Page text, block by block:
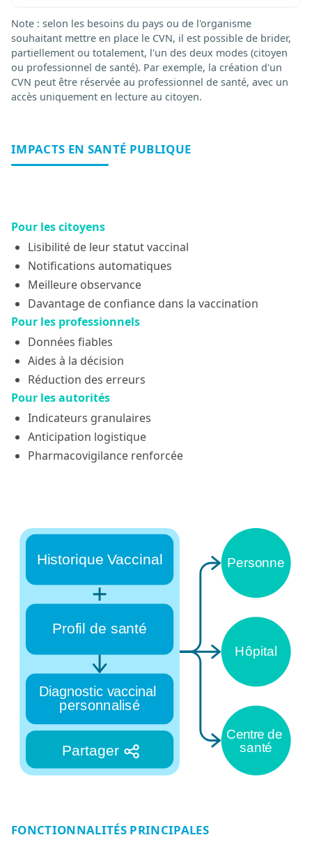
Note : selon les besoins du pays ou de l'organisme
souhaitant mettre en place le CVN, il est possible de brider,
partiellement ou totalement, l'un des deux modes (citoyen
ou professionnel de santé). Par exemple, la création d'un
CVN peut être réservée au professionnel de santé, avec un
accès uniquement en lecture au citoyen.
IMPACTS EN SANTÉ PUBLIQUE
Pour les citoyens
Lisibilité de leur statut vaccinal
Notifications automatiques
Meilleure observance
Davantage de confiance dans la vaccination
Pour les professionnels
Données fiables
Aides à la décision
Réduction des erreurs
Pour les autorités
Indicateurs granulaires
Anticipation logistique
Pharmacovigilance renforcée
FONCTIONNALITÉS PRINCIPALES